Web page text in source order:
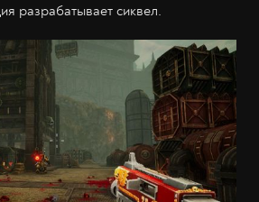
разрабатывает сиквел.